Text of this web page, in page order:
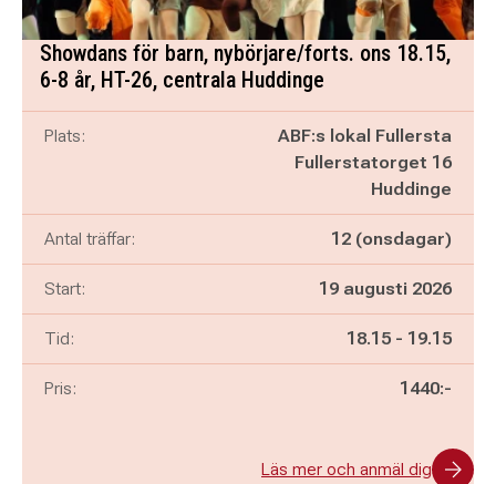
Showdans för barn, nybörjare/forts. ons 18.15,
6-8 år, HT-26, centrala Huddinge
Plats:
ABF:s lokal Fullersta
Fullerstatorget 16
Huddinge
Antal träffar: 12 (onsdagar)
Start: 19 augusti 2026
Tid: Pågår mellan
18.15 - och
19.15
Pris: 1440:-
Läs mer och anmäl dig